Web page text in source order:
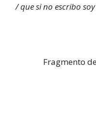
/ que si no escribo
Fragmento